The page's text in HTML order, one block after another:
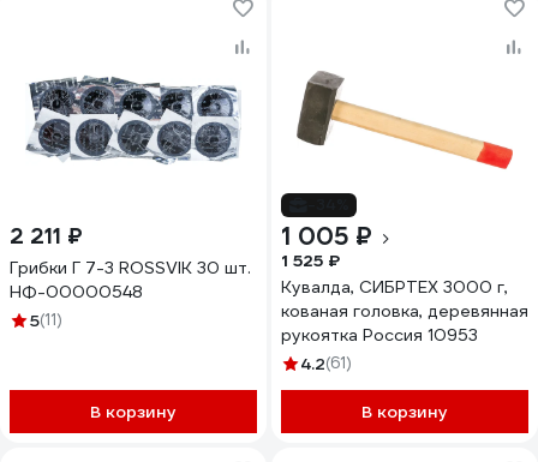
2 211 ₽
Грибки Г 7-3 ROSSVIK 30 шт.
НФ-00000548
5(11)
В корзину
1 005 ₽
1 525 ₽
Кувалда, СИБРТЕХ 3000 г,
кованая головка, деревянная
рукоятка Россия 10953
4.2(61)
В корзину